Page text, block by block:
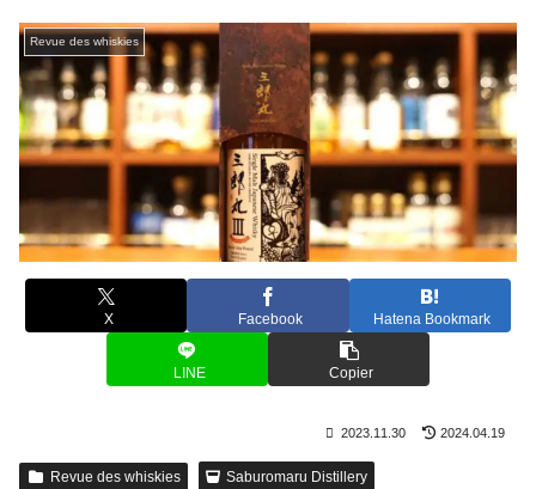
Revue des whiskies
X Facebook Hatena Bookmark
LINE Copier
2023.11.30 2024.04.19
Revue des whiskies Saburomaru Distillery